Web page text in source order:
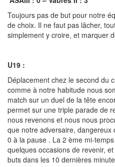
Toujours pas de but pour notre
de choix. Il ne faut pas lâcher,
simplement y croire, et marquer
U19 :
Déplacement chez le second du
comme à notre habitude nous
match sur un duel de la tête
permet sur une triple parade de
nous revenons et nous nous
que notre adversaire,
0 à la pause . La 2 ème mi-
quelques occasions de revenir,
buts dans les 10 dernières